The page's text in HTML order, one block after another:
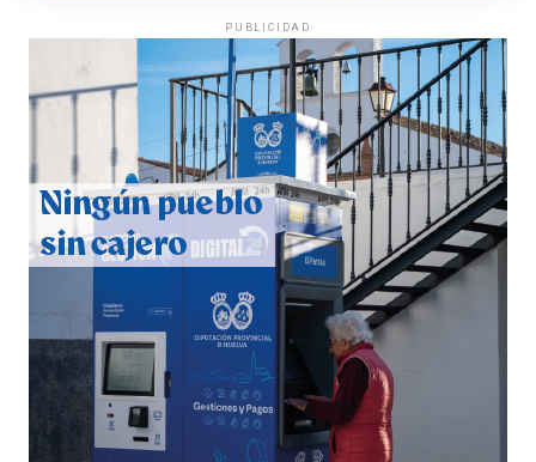
QUINTA CORRIDA DE LAS FIESTAS COLOMBINAS
2026
hace 5 días·Huelvatv
PUBLICIDAD